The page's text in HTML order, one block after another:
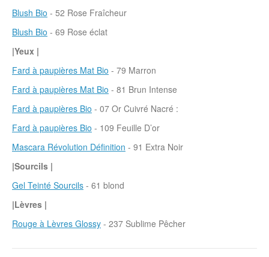
Blush Bio - 52 Rose Fraîcheur
Blush Bio - 69 Rose éclat
|Yeux |
Fard à paupières Mat Bio - 79 Marron
Fard à paupières Mat Bio - 81 Brun Intense
Fard à paupières Bio - 07 Or Cuivré Nacré :
Fard à paupières Bio - 109 Feuille D’or
Mascara Révolution Définition - 91 Extra Noir
|Sourcils |
Gel Teinté Sourcils - 61 blond
|Lèvres |
Rouge à Lèvres Glossy - 237 Sublime Pêcher